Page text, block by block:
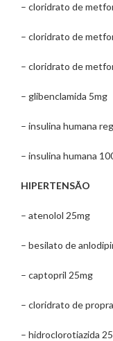
– cloridrato de
– cloridrato de
– cloridrato de
– glibenclamida 5mg
– insulina humana
– insulina humana
HIPERTENSÃO
– atenolol 25mg
– besilato de
– captopril 25mg
– cloridrato de
– hidroclorotiazida